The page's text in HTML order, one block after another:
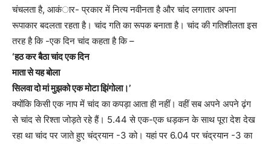
चंचलता है, आकंार- प्रकार में नित्य नवीनता है और चांद लगातार अपना
रूपाकार बदलता रहता है। चांद गति का रूपक बनाता है। चांद की गतिशीलता इस
तरह है कि -एक दिन चांद कहता है कि –
‘हठ कर बैठा चांद एक दिन
माता से यह बोला
सिलवा दो मां मुझको एक मोटा झिंगोला।’
क्योंकि किसी एक नाप में चांद का कपड़ा आता ही नहीं। वहीं सब अपने अपने ढ़ंग
से चांद से रिश्ता जोड़ते रहे हैं। 5.44 से एक-एक धड़कन के साथ पूरा देश देख
रहा था चांद पर जाते हुए चंद्रयान -3 को। यहां पर 6.04 पर चंद्रयान -3 का